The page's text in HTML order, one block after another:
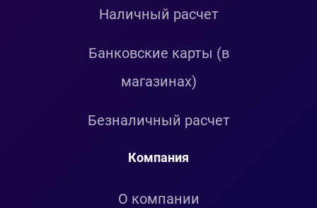
Наличный расчет
Банковские карты (в
магазинах)
Безналичный расчет
Компания
О компании